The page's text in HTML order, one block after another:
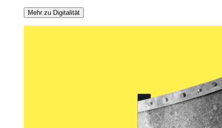
Mehr zu Digitalität